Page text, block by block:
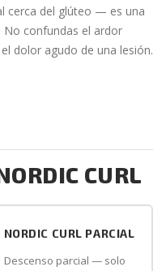
cerca del glúteo — es una
No confundas el ardor
dolor agudo de una lesión.
CURL
NORDIC CURL PARCIAL
Descenso parcial — solo